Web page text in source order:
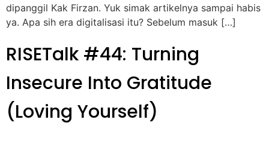
dipanggil Kak Firzan. Yuk simak artikelnya sampai habis
ya. Apa sih era digitalisasi itu? Sebelum masuk […]
RISETalk #44: Turning
Insecure Into Gratitude
(Loving Yourself)